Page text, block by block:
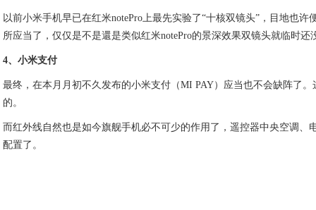
以前小米手机早已在红米notePro上最先实验了“十核双镜头”，目地也
所应当了，仅仅是不是還是类似红米notePro的景深效果双镜头就临时还
4、小米支付
最终，在本月月初不久发布的小米支付（MI PAY）应当也不会缺阵了
的。
而红外线自然也是如今旗舰手机必不可少的作用了，遥控器中央空调
配置了。